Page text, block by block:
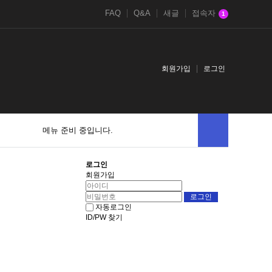
FAQ Q&A 새글 접속자 1
회원가입 로그인
메뉴 준비 중입니다.
로그인
회원가입
자동로그인
ID/PW 찾기